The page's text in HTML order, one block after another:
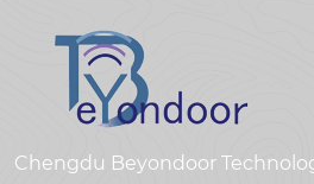
Chengdu Beyondoor